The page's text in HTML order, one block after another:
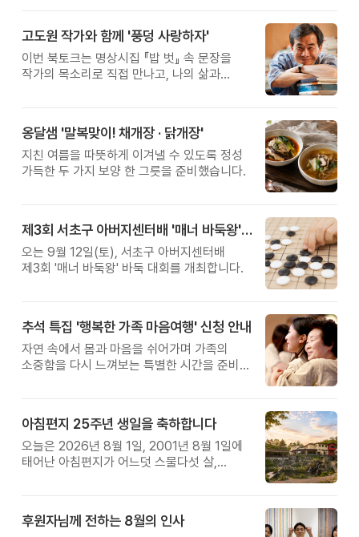
고도원 작가와 함께 '풍덩 사랑하자'
이번 북토크는 명상시집 『밥 벗』 속 문장을
작가의 목소리로 직접 만나고, 나의 삶과
옹달샘 '말복맞이! 채개장 · 닭개장'
지친 여름을 따뜻하게 이겨낼 수 있도록 정성
가득한 두 가지 보양 한 그릇을 준비했습니다.
제3회 서초구 아버지센터배 '매너 바둑왕' 대회
오는 9월 12일(토), 서초구 아버지센터배
제3회 '매너 바둑왕' 바둑 대회를 개최합니다.
추석 특집 '행복한 가족 마음여행' 신청 안내
자연 속에서 몸과 마음을 쉬어가며 가족의
소중함을 다시 느껴보는 특별한 시간을 준비해
아침편지 25주년 생일을 축하합니다
오늘은 2026년 8월 1일, 2001년 8월 1일에
태어난 아침편지가 어느덧 스물다섯 살,
후원자님께 전하는 8월의 인사